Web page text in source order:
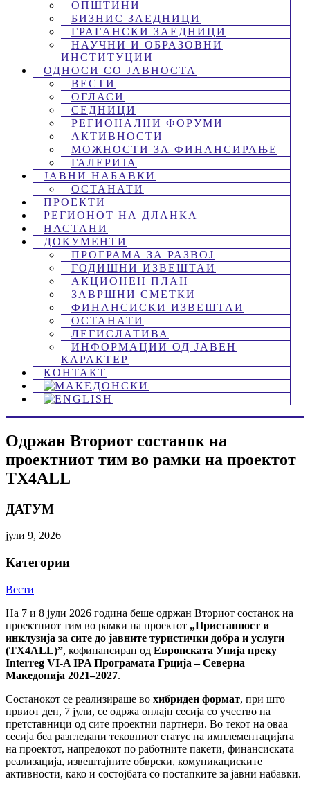
ОПШТИНИ
БИЗНИС ЗАЕДНИЦИ
ГРАЃАНСКИ ЗАЕДНИЦИ
НАУЧНИ И ОБРАЗОВНИ
ИНСТИТУЦИИ
ОДНОСИ СО ЈАВНОСТА
ВЕСТИ
ОГЛАСИ
СЕДНИЦИ
РЕГИОНАЛНИ ФОРУМИ
АКТИВНОСТИ
МОЖНОСТИ ЗА ФИНАНСИРАЊЕ
ГАЛЕРИЈА
ЈАВНИ НАБАВКИ
ОСТАНАТИ
ПРОЕКТИ
РЕГИОНОТ НА ДЛАНКА
НАСТАНИ
ДОКУМЕНТИ
ПРОГРАМА ЗА РАЗВОЈ
ГОДИШНИ ИЗВЕШТАИ
АКЦИОНЕН ПЛАН
ЗАВРШНИ СМЕТКИ
ФИНАНСИСКИ ИЗВЕШТАИ
ОСТАНАТИ
ЛЕГИСЛАТИВА
ИНФОРМАЦИИ ОД ЈАВЕН
КАРАКТЕР
КОНТАКТ
Одржан Вториот состанок на
проектниот тим во рамки на проектот
TX4ALL
ДАТУМ
јули 9, 2026
Категории
Вести
На 7 и 8 јули 2026 година беше одржан Вториот состанок на
проектниот тим во рамки на проектот „Пристапност и
инклузија за сите до јавните туристички добра и услуги
(TX4ALL)”, кофинансиран од Европската Унија преку
Interreg VI-A IPA Програмата Грција – Северна
Македонија 2021–2027.
Состанокот се реализираше во хибриден формат, при што
првиот ден, 7 јули, се одржа онлајн сесија со учество на
претставници од сите проектни партнери. Во текот на оваа
сесија беа разгледани тековниот статус на имплементацијата
на проектот, напредокот по работните пакети, финансиската
реализација, извештајните обврски, комуникациските
активности, како и состојбата со постапките за јавни набавки.